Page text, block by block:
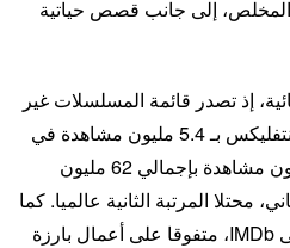
إلى جانب قصص حياتية
إذ تصدر قائمة المسلسلات غير
الناطقة باللغة الانجليزية على نتفليكس بـ 5.4 مليون مشاهدة في
أسبوعه الأول، وسجل 7.8 مليون مشاهدة بإجمالي 62 مليون
محتلا المرتبة الثانية عالميا. كما
حصد تقييما مرتفعا بلغ 9.3 على IMDb، متفوقا على أعمال بارزة